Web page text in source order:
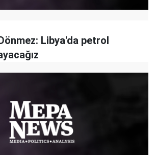
Libya'da petrol